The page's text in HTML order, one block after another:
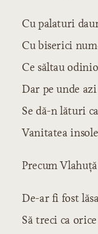
Cu palaturi
Cu biserici
Ce săltau
Dar pe unde
Se dă-n lături
Vanitatea
Precum
De-ar fi fost
Să treci ca